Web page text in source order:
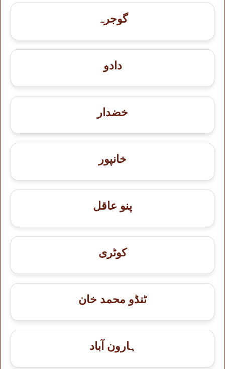
گوجرہ
دادو
خضدار
خانپور
پنو عاقل
کوٹری
ٹنڈو محمد خان
ہارون آباد